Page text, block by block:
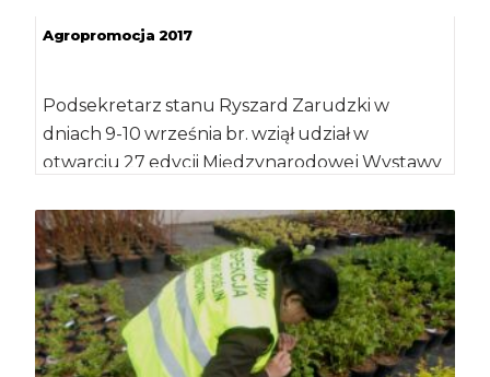
Agropromocja 2017
Podsekretarz stanu Ryszard Zarudzki w
dniach 9-10 września br. wziął udział w
otwarciu 27 edycji Międzynarodowej Wystawy